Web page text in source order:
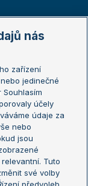
nás
zařízení
jedinečné
Souhlasím
účely
údaje za
nebo
jsou
Tuto
své volby